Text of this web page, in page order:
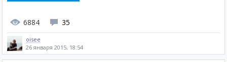
6884 35
oisee
26 января 2015, 18:54